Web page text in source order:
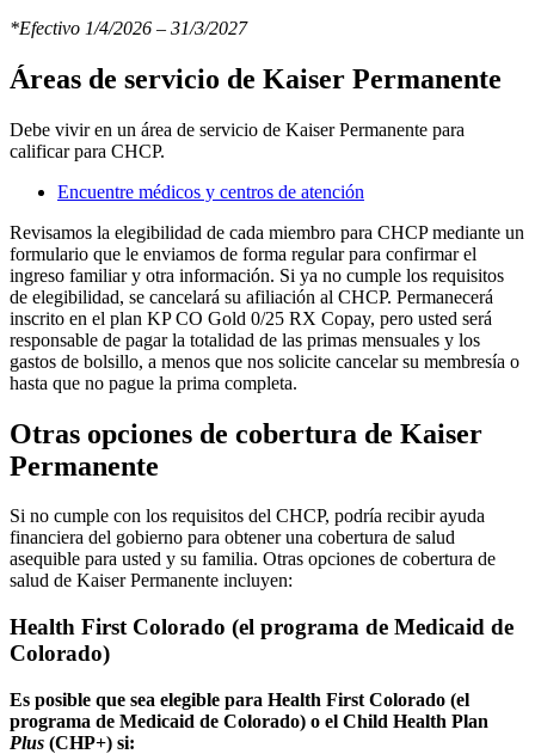
*Efectivo 1/4/2026 – 31/3/2027
Áreas de servicio de Kaiser Permanente
Debe vivir en un área de servicio de Kaiser Permanente para
calificar para CHCP.
Encuentre médicos y centros de atención
Revisamos la elegibilidad de cada miembro para CHCP mediante un
formulario que le enviamos de forma regular para confirmar el
ingreso familiar y otra información. Si ya no cumple los requisitos
de elegibilidad, se cancelará su afiliación al CHCP. Permanecerá
inscrito en el plan KP CO Gold 0/25 RX Copay, pero usted será
responsable de pagar la totalidad de las primas mensuales y los
gastos de bolsillo, a menos que nos solicite cancelar su membresía o
hasta que no pague la prima completa.
Otras opciones de cobertura de Kaiser
Permanente
Si no cumple con los requisitos del CHCP, podría recibir ayuda
financiera del gobierno para obtener una cobertura de salud
asequible para usted y su familia. Otras opciones de cobertura de
salud de Kaiser Permanente incluyen:
Health First Colorado (el programa de Medicaid de
Colorado)
Es posible que sea elegible para Health First Colorado (el
programa de Medicaid de Colorado) o el Child Health Plan
Plus (CHP+) si: